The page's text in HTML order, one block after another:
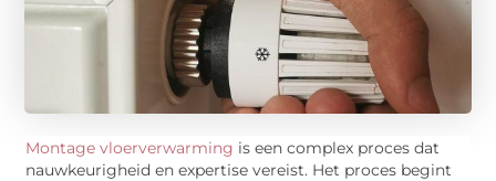
Montage vloerverwarming is een complex proces dat
nauwkeurigheid en expertise vereist. Het proces begint